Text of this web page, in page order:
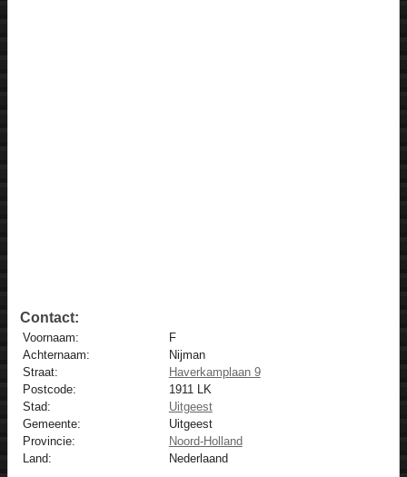
Contact:
Voornaam:
F
Achternaam:
Nijman
Straat:
Haverkamplaan 9
Postcode:
1911 LK
Stad:
Uitgeest
Gemeente:
Uitgeest
Provincie:
Noord-Holland
Land:
Nederlaand